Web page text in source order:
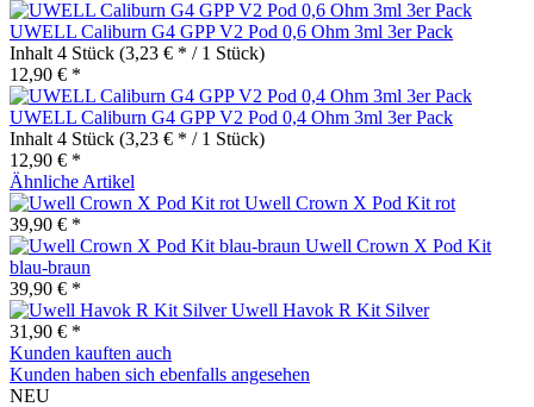
UWELL Caliburn G4 GPP V2 Pod 0,6 Ohm 3ml 3er Pack
Inhalt 4 Stück (3,23 € * / 1 Stück)
12,90 € *
UWELL Caliburn G4 GPP V2 Pod 0,4 Ohm 3ml 3er Pack
Inhalt 4 Stück (3,23 € * / 1 Stück)
12,90 € *
Ähnliche Artikel
Uwell Crown X Pod Kit rot
39,90 € *
Uwell Crown X Pod Kit
blau-braun
39,90 € *
Uwell Havok R Kit Silver
31,90 € *
Kunden kauften auch
Kunden haben sich ebenfalls angesehen
NEU